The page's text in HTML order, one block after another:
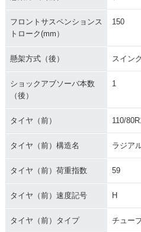
フロントサスペンションス
トローク(mm）
150
懸架方式（後） スイン
ショックアブソーバ本数
（後）
1
タイヤ（前） 110/
タイヤ（前）構造名 ラジア
タイヤ（前）荷重指数 59
タイヤ（前）速度記号 H
タイヤ（前）タイプ チュー